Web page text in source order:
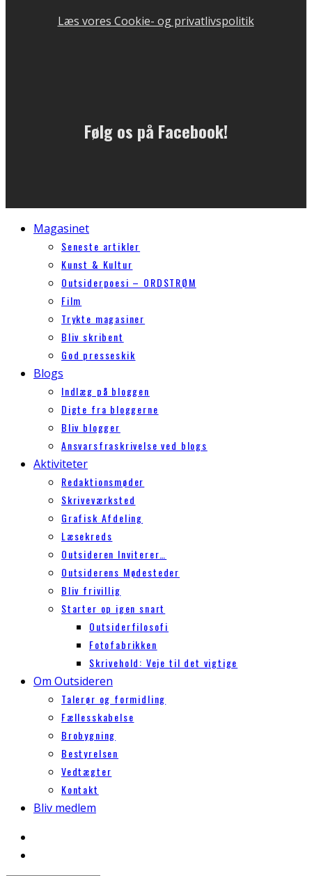
Læs vores Cookie- og privatlivspolitik
Følg os på Facebook!
Magasinet
Seneste artikler
Kunst & Kultur
Outsiderpoesi – ORDSTRØM
Film
Trykte magasiner
Bliv skribent
God presseskik
Blogs
Indlæg på bloggen
Digte fra bloggerne
Bliv blogger
Ansvarsfraskrivelse ved blogs
Aktiviteter
Redaktionsmøder
Skriveværksted
Grafisk Afdeling
Læsekreds
Outsideren Inviterer…
Outsiderens Mødesteder
Bliv frivillig
Starter op igen snart
Outsiderfilosofi
Fotofabrikken
Skrivehold: Veje til det vigtige
Om Outsideren
Talerør og formidling
Fællesskabelse
Brobygning
Bestyrelsen
Vedtægter
Kontakt
Bliv medlem